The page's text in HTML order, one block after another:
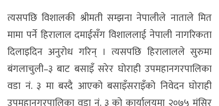
त्यसपछि विशालकी श्रीमती सम्झना नेपालीले नाताले मित
मामा पर्ने हिरालाल दमाईसँग विशाललाई नेपाली नागरिकता
दिलाइदिन अनुरोध गरिन् । त्यसपछि हिरालालले सुरुमा
बंगलाचुली–३ बाट बसाइँ सरेर घोराही उपमहानगरपालिका
वडा नं. ३ मा बस्दै आएको बसाइँसराइँको निवेदन घोराही